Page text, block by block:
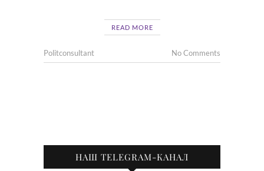
READ MORE
Politconsultant No Comments
НАШ TELEGRAM-КАНАЛ